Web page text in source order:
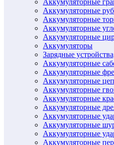
Аккумуляторные
Аккумуляторные
Аккумуляторные
Аккумуляторные
Аккумуляторные
Аккумуляторы
Зарядные
Аккумуляторные
Аккумуляторные
Аккумуляторные
Аккумуляторные
Аккумуляторные
Аккумуляторные
Аккумуляторные
Аккумуляторные
Аккумуляторные
Аккумуляторные